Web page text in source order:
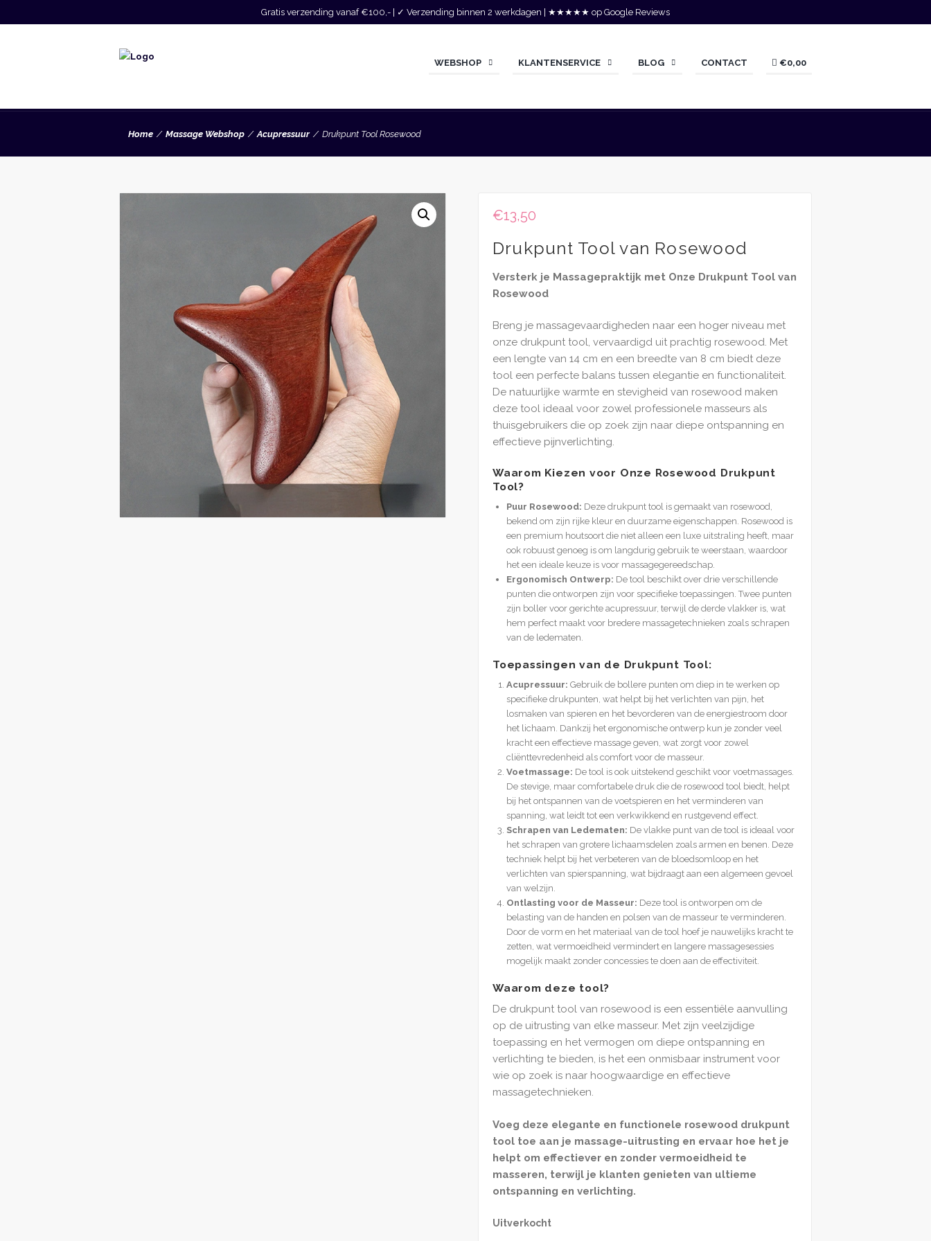
Gratis verzending vanaf €100,- | ✓ Verzending binnen 2 werkdagen | ★★★★★ op Google Reviews
WEBSHOP KLANTENSERVICE BLOG CONTACT €0,00
Home Massage Webshop Acupressuur Drukpunt Tool Rosewood
€13,50
Drukpunt Tool van Rosewood
Versterk je Massagepraktijk met Onze Drukpunt Tool van
Rosewood
Breng je massagevaardigheden naar een hoger niveau met
onze drukpunt tool, vervaardigd uit prachtig rosewood. Met
een lengte van 14 cm en een breedte van 8 cm biedt deze
tool een perfecte balans tussen elegantie en functionaliteit.
De natuurlijke warmte en stevigheid van rosewood maken
deze tool ideaal voor zowel professionele masseurs als
thuisgebruikers die op zoek zijn naar diepe ontspanning en
effectieve pijnverlichting.
Waarom Kiezen voor Onze Rosewood Drukpunt
Tool?
Puur Rosewood: Deze drukpunt tool is gemaakt van rosewood,
bekend om zijn rijke kleur en duurzame eigenschappen. Rosewood is
een premium houtsoort die niet alleen een luxe uitstraling heeft, maar
ook robuust genoeg is om langdurig gebruik te weerstaan, waardoor
het een ideale keuze is voor massagegereedschap.
Ergonomisch Ontwerp: De tool beschikt over drie verschillende
punten die ontworpen zijn voor specifieke toepassingen. Twee punten
zijn boller voor gerichte acupressuur, terwijl de derde vlakker is, wat
hem perfect maakt voor bredere massagetechnieken zoals schrapen
van de ledematen.
Toepassingen van de Drukpunt Tool:
Acupressuur: Gebruik de bollere punten om diep in te werken op
specifieke drukpunten, wat helpt bij het verlichten van pijn, het
losmaken van spieren en het bevorderen van de energiestroom door
het lichaam. Dankzij het ergonomische ontwerp kun je zonder veel
kracht een effectieve massage geven, wat zorgt voor zowel
cliënttevredenheid als comfort voor de masseur.
Voetmassage: De tool is ook uitstekend geschikt voor voetmassages.
De stevige, maar comfortabele druk die de rosewood tool biedt, helpt
bij het ontspannen van de voetspieren en het verminderen van
spanning, wat leidt tot een verkwikkend en rustgevend effect.
Schrapen van Ledematen: De vlakke punt van de tool is ideaal voor
het schrapen van grotere lichaamsdelen zoals armen en benen. Deze
techniek helpt bij het verbeteren van de bloedsomloop en het
verlichten van spierspanning, wat bijdraagt aan een algemeen gevoel
van welzijn.
Ontlasting voor de Masseur: Deze tool is ontworpen om de
belasting van de handen en polsen van de masseur te verminderen.
Door de vorm en het materiaal van de tool hoef je nauwelijks kracht te
zetten, wat vermoeidheid vermindert en langere massagesessies
mogelijk maakt zonder concessies te doen aan de effectiviteit.
Waarom deze tool?
De drukpunt tool van rosewood is een essentiële aanvulling
op de uitrusting van elke masseur. Met zijn veelzijdige
toepassing en het vermogen om diepe ontspanning en
verlichting te bieden, is het een onmisbaar instrument voor
wie op zoek is naar hoogwaardige en effectieve
massagetechnieken.
Voeg deze elegante en functionele rosewood drukpunt
tool toe aan je massage-uitrusting en ervaar hoe het je
helpt om effectiever en zonder vermoeidheid te
masseren, terwijl je klanten genieten van ultieme
ontspanning en verlichting.
Uitverkocht